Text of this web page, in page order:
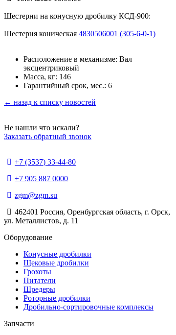
Шестерни на конусную дробилку КСД-900:
Шестерня коническая 4830506001 (305-6-0-1)
Расположение в механизме: Вал
эксцентриковый
Масса, кг: 146
Гарантийный срок, мес.: 6
← назад к списку новостей
Не нашли что искали?
Заказать обратный звонок
+7 (3537) 33-44-80
+7 905 887 0000
zgm@zgm.su
462401 Россия, Оренбургская область, г. Орск,
ул. Металлистов, д. 11
Оборудование
Конусные дробилки
Щековые дробилки
Грохоты
Питатели
Шредеры
Роторные дробилки
Дробильно-сортировочные комплексы
Запчасти